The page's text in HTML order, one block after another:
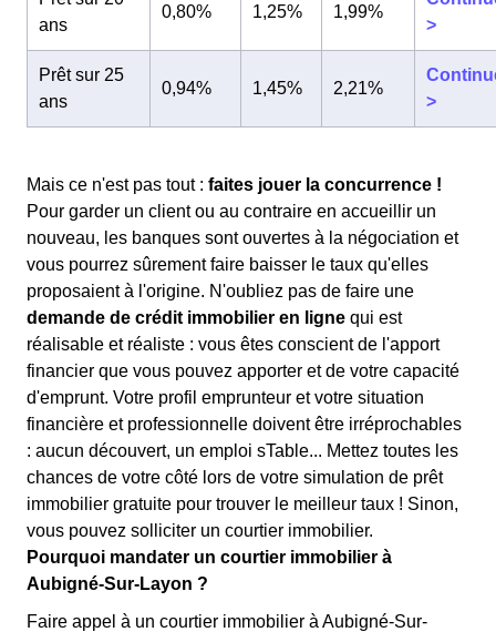
ans
0,80% 1,25% 1,99%
>
Prêt sur 25
ans
0,94% 1,45% 2,21%
>
Mais ce n'est pas tout : faites jouer la concurrence !
Pour garder un client ou au contraire en accueillir un
nouveau, les banques sont ouvertes à la négociation et
vous pourrez sûrement faire baisser le taux qu'elles
proposaient à l'origine. N'oubliez pas de faire une
demande de crédit immobilier en ligne qui est
réalisable et réaliste : vous êtes conscient de l'apport
financier que vous pouvez apporter et de votre capacité
d'emprunt. Votre profil emprunteur et votre situation
financière et professionnelle doivent être irréprochables
: aucun découvert, un emploi sTable... Mettez toutes les
chances de votre côté lors de votre simulation de prêt
immobilier gratuite pour trouver le meilleur taux ! Sinon,
vous pouvez solliciter un courtier immobilier.
Pourquoi mandater un courtier immobilier à
Aubigné-Sur-Layon ?
Faire appel à un courtier immobilier à Aubigné-Sur-